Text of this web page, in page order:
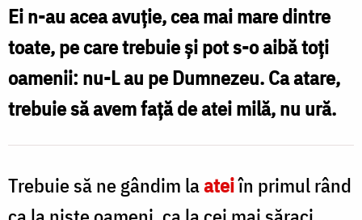
față
de
necredincioși,
nu
Foto:
Oana
Ei n-au acea avuție, cea mai mare dintre
toate, pe care trebuie și pot s-o aibă toți
oamenii: nu-L au pe Dumnezeu. Ca atare,
trebuie să avem față de atei milă, nu ură.
Trebuie să ne gândim laateiîn primul rând